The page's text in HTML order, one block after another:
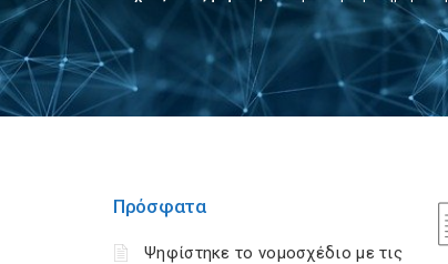
Πρόσφατα
Ψηφίστηκε το νομοσχέδιο με τις